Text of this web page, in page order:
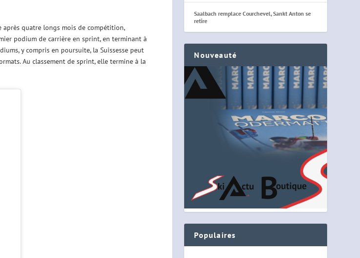
après quatre longs mois de compétition,
podium de carrière en sprint, en terminant à
y compris en poursuite, la Suissesse peut
Au classement de sprint, elle termine à la
Saalbach remplace Courchevel, Sankt Anton se
retire
Nouveauté
Populaires